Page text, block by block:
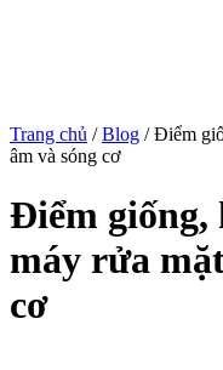
Trang chủ /Blog / Điểm
âm và sóng cơ
Điểm giống,
máy rửa
cơ